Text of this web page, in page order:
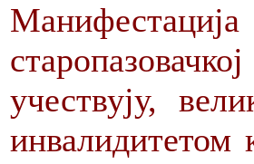
учествују,
инвалидитетом